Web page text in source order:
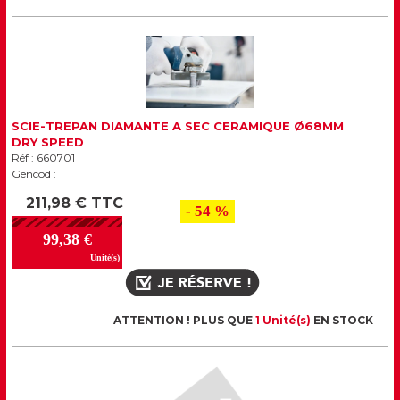
SCIE-TREPAN DIAMANTE A SEC CERAMIQUE Ø68MM
DRY SPEED
Réf : 660701
Gencod :
211,98 € TTC
99,38 €
Unité(s)
- 54 %
ATTENTION ! PLUS QUE 1 Unité(s) EN STOCK